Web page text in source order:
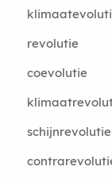
revolutie
coevolutie
schijnrevolutie